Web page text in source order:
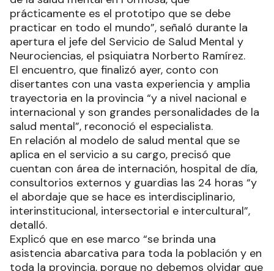
prácticamente es el prototipo que se debe
practicar en todo el mundo”, señaló durante la
apertura el jefe del Servicio de Salud Mental y
Neurociencias, el psiquiatra Norberto Ramírez.
El encuentro, que finalizó ayer, conto con
disertantes con una vasta experiencia y amplia
trayectoria en la provincia “y a nivel nacional e
internacional y son grandes personalidades de la
salud mental”, reconoció el especialista.
En relación al modelo de salud mental que se
aplica en el servicio a su cargo, precisó que
cuentan con área de internación, hospital de día,
consultorios externos y guardias las 24 horas “y
el abordaje que se hace es interdisciplinario,
interinstitucional, intersectorial e intercultural”,
detalló.
Explicó que en ese marco “se brinda una
asistencia abarcativa para toda la población y en
toda la provincia, porque no debemos olvidar que